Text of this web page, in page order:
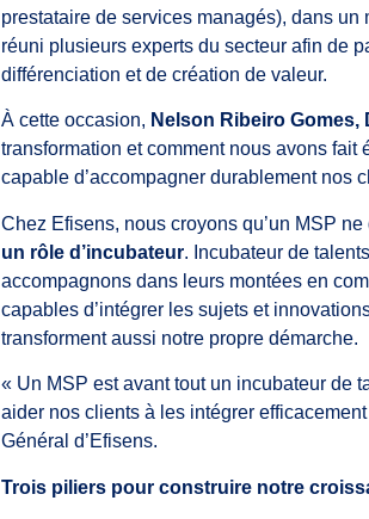
prestataire de services managés), dans un
réuni plusieurs experts du secteur afin de
différenciation et de création de valeur.
À cette occasion, Nelson Ribeiro Gomes,
transformation et comment nous avons fait
capable d’accompagner durablement nos
Chez Efisens, nous croyons qu’un MSP
un rôle d’incubateur. Incubateur de
accompagnons dans leurs montées en
capables d’intégrer les sujets et
transforment aussi notre propre démarche.
« Un MSP est avant tout un incubateur de
aider nos clients à les intégrer
Général d’Efisens.
Trois piliers pour construire notre